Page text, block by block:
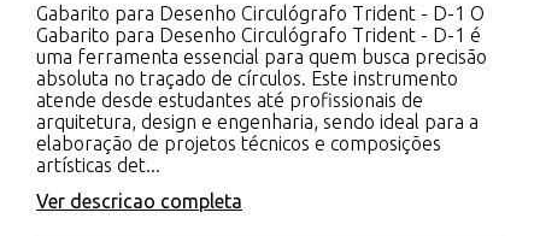
Gabarito para Desenho Circulógrafo Trident - D-1 O
Gabarito para Desenho Circulógrafo Trident - D-1 é
uma ferramenta essencial para quem busca precisão
absoluta no traçado de círculos. Este instrumento
atende desde estudantes até profissionais de
arquitetura, design e engenharia, sendo ideal para a
elaboração de projetos técnicos e composições
artísticas det...
Ver descricao completa